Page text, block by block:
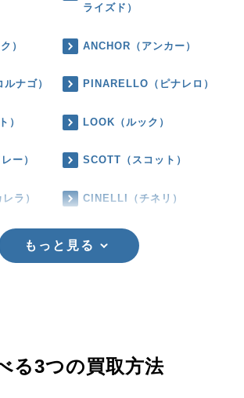
ライズド）
） ANCHOR（アンカー）
ナゴ） PINARELLO（ピナレロ）
） LOOK（ルック）
ー） SCOTT（スコット）
ラ） CINELLI（チネリ）
もっと見る
る3つの買取方法